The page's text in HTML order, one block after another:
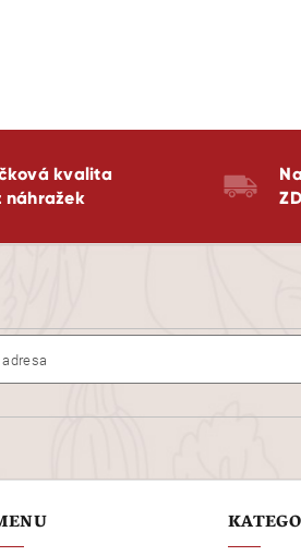
kvalita
náhražek